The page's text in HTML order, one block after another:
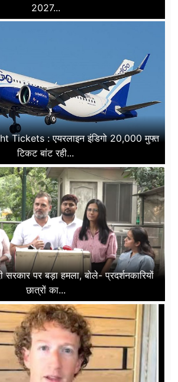
2027...
Tickets : एयरलाइन इंडिगो 20,000 मुफ्त
टिकट बांट रही...
सरकार पर बड़ा हमला, बोले- प्रदर्शनकारियों
छात्रों का...